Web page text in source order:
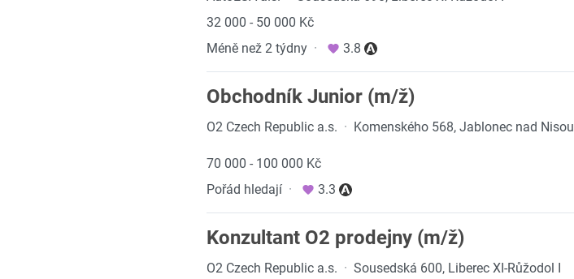
32 000 - 50 000 Kč
Méně než 2 týdny · 3.8
Obchodník Junior (m/ž)
O2 Czech Republic a.s. · Komenského 568, Jablonec nad Nisou
70 000 - 100 000 Kč
Pořád hledají · 3.3
Konzultant O2 prodejny (m/ž)
O2 Czech Republic a.s. · Sousedská 600, Liberec XI-Růžodol I